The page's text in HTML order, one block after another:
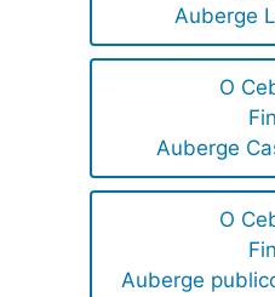
Auberge
O
Auberge
O
Auberge